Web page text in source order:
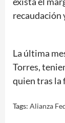
recaudación
La última
Torres,
quien tras la
Tags: Alianza